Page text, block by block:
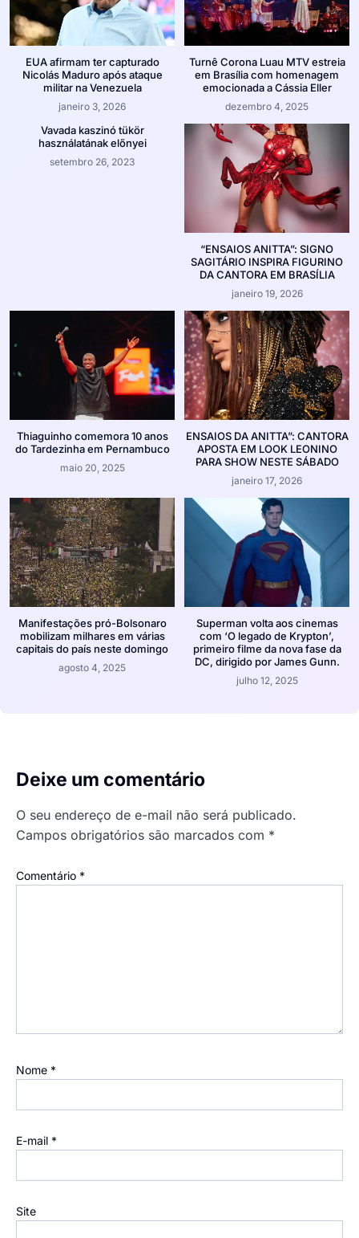
EUA afirmam ter capturado
Nicolás Maduro após ataque
militar na Venezuela
janeiro 3, 2026
Turnê Corona Luau MTV estreia
em Brasília com homenagem
emocionada a Cássia Eller
dezembro 4, 2025
Vavada kaszinó tükör
használatának előnyei
setembro 26, 2023
“ENSAIOS ANITTA”: SIGNO
SAGITÁRIO INSPIRA FIGURINO
DA CANTORA EM BRASÍLIA
janeiro 19, 2026
Thiaguinho comemora 10 anos
do Tardezinha em Pernambuco
maio 20, 2025
ENSAIOS DA ANITTA”: CANTORA
APOSTA EM LOOK LEONINO
PARA SHOW NESTE SÁBADO
janeiro 17, 2026
Manifestações pró-Bolsonaro
mobilizam milhares em várias
capitais do país neste domingo
agosto 4, 2025
Superman volta aos cinemas
com ‘O legado de Krypton’,
primeiro filme da nova fase da
DC, dirigido por James Gunn.
julho 12, 2025
Deixe um comentário
O seu endereço de e-mail não será publicado.
Campos obrigatórios são marcados com *
Comentário *
Nome *
E-mail *
Site